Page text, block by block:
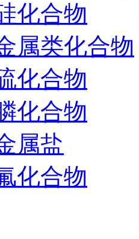
化合物
属类化合物
化合物
化合物
属盐
化合物